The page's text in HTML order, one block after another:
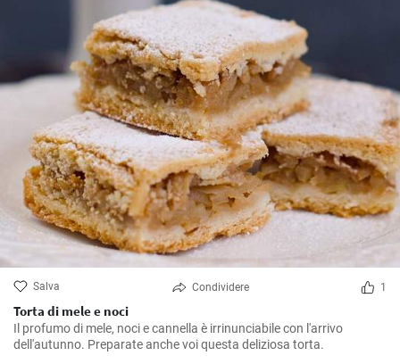
Salva Condividere 1
Torta di mele e noci
Il profumo di mele, noci e cannella è irrinunciabile con l'arrivo
dell'autunno. Preparate anche voi questa deliziosa torta.